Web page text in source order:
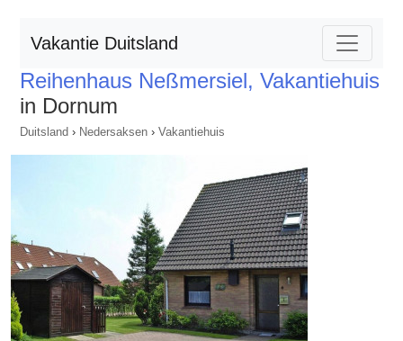
Vakantie Duitsland
Reihenhaus Neßmersiel, Vakantiehuis
in Dornum
Duitsland › Nedersaksen › Vakantiehuis